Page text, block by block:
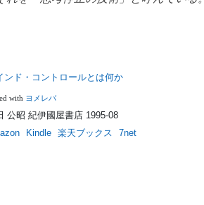
ンド・コントロールとは何か
with ヨメレバ
公昭 紀伊國屋書店 1995-08
Kindle 楽天ブックス 7net